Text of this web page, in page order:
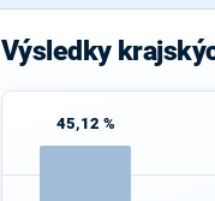
Výsledky
45,12 %